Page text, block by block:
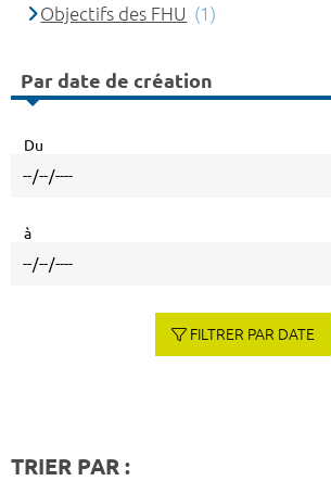
Objectifs des FHU (1)
Par date de création
Du
à
FILTRER PAR DATE
TRIER PAR :